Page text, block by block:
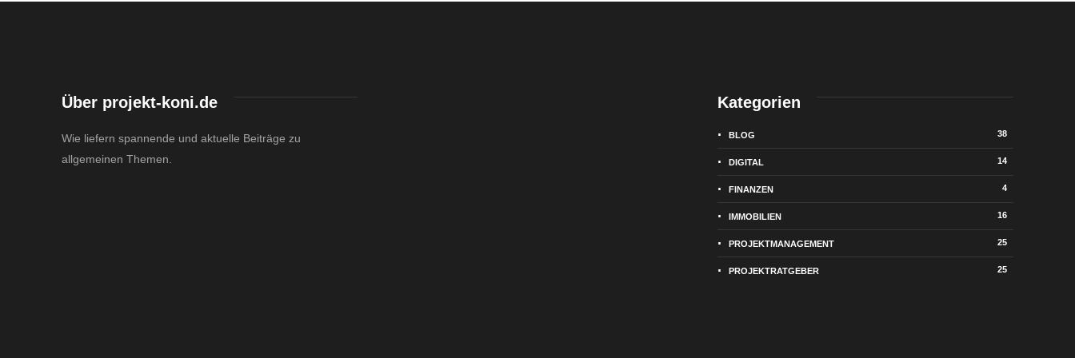
Über projekt-koni.de
Wie liefern spannende und aktuelle Beiträge zu
allgemeinen Themen.
Kategorien
BLOG 38
DIGITAL 14
FINANZEN 4
IMMOBILIEN 16
PROJEKTMANAGEMENT 25
PROJEKTRATGEBER 25